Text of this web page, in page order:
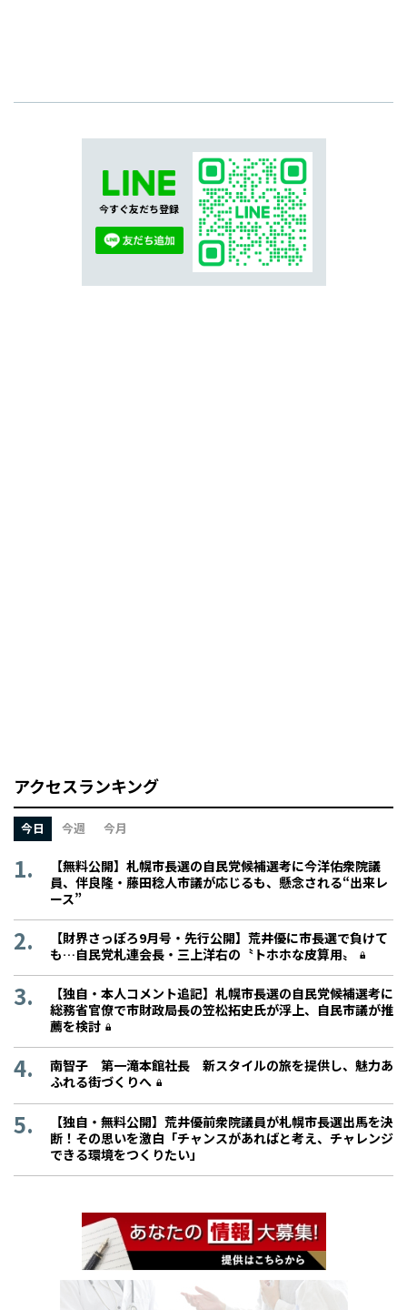
今すぐ友だち登録
アクセスランキング
今日 今週 今月
【無料公開】札幌市長選の自民党候補選考に今洋佑衆院議
員、伴良隆・藤田稔人市議が応じるも、懸念される“出来レ
ース”
【財界さっぽろ9月号・先行公開】荒井優に市長選で負けて
も…自民党札連会長・三上洋右の〝トホホな皮算用〟
【独自・本人コメント追記】札幌市長選の自民党候補選考に
総務省官僚で市財政局長の笠松拓史氏が浮上、自民市議が推
薦を検討
南智子 第一滝本館社長 新スタイルの旅を提供し、魅力あ
ふれる街づくりへ
【独自・無料公開】荒井優前衆院議員が札幌市長選出馬を決
断！その思いを激白「チャンスがあればと考え、チャレンジ
できる環境をつくりたい」